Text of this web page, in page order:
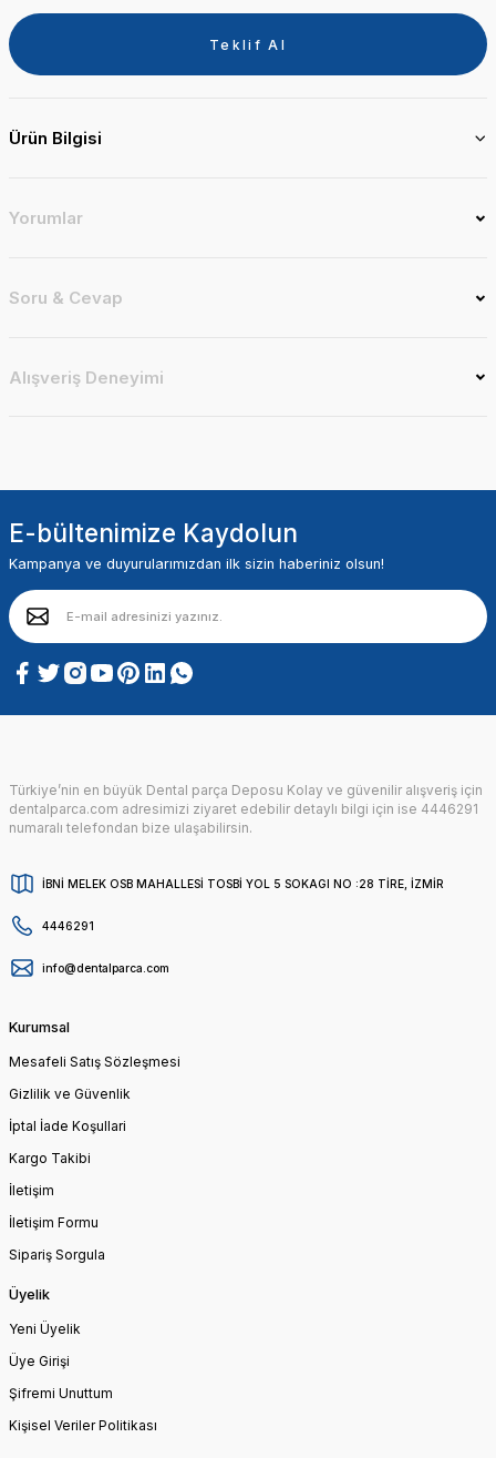
Teklif Al
Ürün Bilgisi
Yorumlar
Soru & Cevap
Alışveriş Deneyimi
E-bültenimize Kaydolun
Kampanya ve duyurularımızdan ilk sizin haberiniz olsun!
Türkiye’nin en büyük Dental parça Deposu Kolay ve güvenilir alışveriş için
dentalparca.com adresimizi ziyaret edebilir detaylı bilgi için ise 4446291
numaralı telefondan bize ulaşabilirsin.
İBNİ MELEK OSB MAHALLESİ TOSBİ YOL 5 SOKAGI NO :28 TİRE, İZMİR
4446291
info@dentalparca.com
Kurumsal
Mesafeli Satış Sözleşmesi
Gizlilik ve Güvenlik
İptal İade Koşullari
Kargo Takibi
İletişim
İletişim Formu
Sipariş Sorgula
Üyelik
Yeni Üyelik
Üye Girişi
Şifremi Unuttum
Kişisel Veriler Politikası